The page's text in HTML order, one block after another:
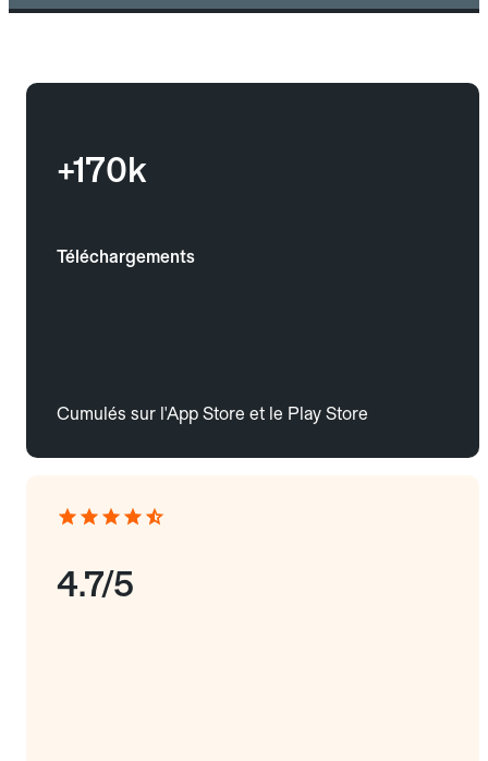
+170k
Téléchargements
Cumulés sur l'App Store et le Play Store
4.7/5